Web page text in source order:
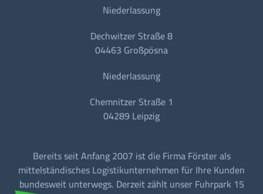
Niederlassung
Dechwitzer Straße 8
04463 Großpösna
Niederlassung
Chemnitzer Straße 1
04289 Leipzig
Bereits seit Anfang 2007 ist die Firma Förster als
mittelständisches Logistikunternehmen für Ihre Kunden
bundesweit unterwegs. Derzeit zählt unser Fuhrpark 15